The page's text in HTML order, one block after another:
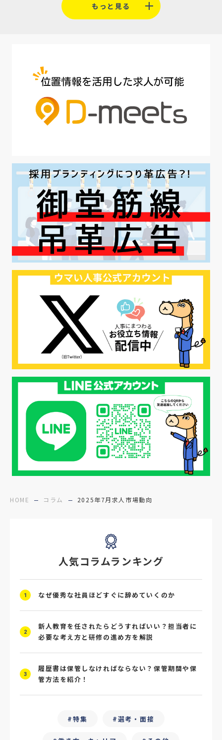
HOME コラム 2025年7月求人市場動向
#人材定着 #AI面接
#魅力の伝え方 #求職者 #27卒
#採用オウンドメディア #業種別
#採用ピッチ資料 #28卒 #ロールモデル
#第二新卒 #採用の効率化
#AI活用 #職場カルチャーギャップ
#早期退職 #ハラスメント
#ハラスメント対策 #SNS活用
#リクルーター制度 #内定辞退の防止
#歩留まり改善 #採用ナーチャリング
#採用CX #学内セミナー #カジュアル面談
#転職ファストパス #PRO #採用代行
#エシカル採用 #エシカル就活
#メンタルヘルス #年間採用計画
#年間採用 #応募数の増やし方 #26卒
#27採用プレ #高校生採用
#面接フィードバック #不法就労
#障害者雇用 #メリット #ベネフィット
#医療福祉介護 #業界動向 #採用力
#求人広告
#スクラム採用 #転職イベント #転職フェア
#賃上げ #人事数珠繋ぎ
#4P分析 #競合他社 #タレントプール
#ChatGPT #タイパ #就活動向
もっと見る
人気コラムランキング
1 なぜ優秀な社員ほどすぐに辞めていくのか
2
新人教育を任されたらどうすればいい？担当者に
必要な考え方と研修の進め方を解説
3
履歴書は保管しなければならない？保管期間や保
管方法を紹介！
特集 選考・面接